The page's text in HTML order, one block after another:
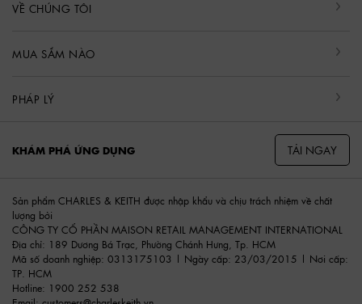
VỀ CHÚNG TÔI
MUA SẮM NÀO
PHÁP LÝ
KHÁM PHÁ ỨNG DỤNG TẢI NGAY
Sản phẩm CHARLES & KEITH được nhập khẩu và chịu trách nhiệm về chất
lượng bởi
CÔNG TY CỔ PHẦN MAISON RETAIL MANAGEMENT INTERNATIONAL
Địa chỉ: 189 Dương Bá Trạc, Phường Chánh Hưng, Tp. HCM
Mã số doanh nghiệp: 0313175103 | Ngày cấp: 23/03/2015 | Nơi cấp:
TP. HCM
Hotline: 1900 252 538